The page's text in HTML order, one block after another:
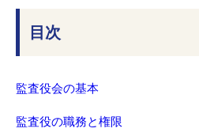
目次
監査役会の基本
監査役の職務と権限